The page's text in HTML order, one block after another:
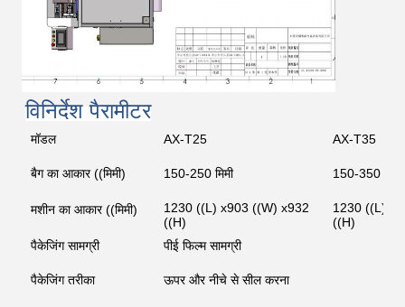
विनिर्देश पैरामीटर
मॉडल AX-T25 AX-T35
बैग का आकार ((मिमी) 150-250 मिमी 150-350 मिमी
मशीन का आकार ((मिमी)
1230 ((L) x903 ((W) x932
((H)
1230 ((L)
((H)
पैकेजिंग सामग्री
पीई फिल्म सामग्री
पैकेजिंग तरीका ऊपर और नीचे से सील करना